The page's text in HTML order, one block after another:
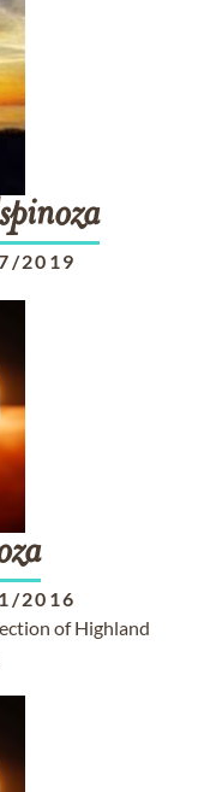
2019
2016
of Highland